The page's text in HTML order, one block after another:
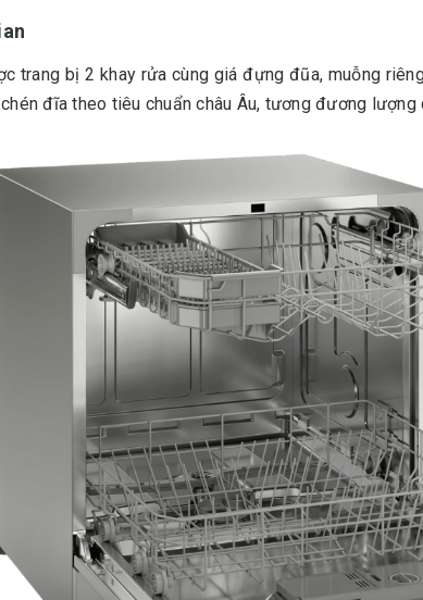
trang bị 2 khay rửa cùng giá đựng đũa, muỗng
đĩa theo tiêu chuẩn châu Âu, tương đương lượng